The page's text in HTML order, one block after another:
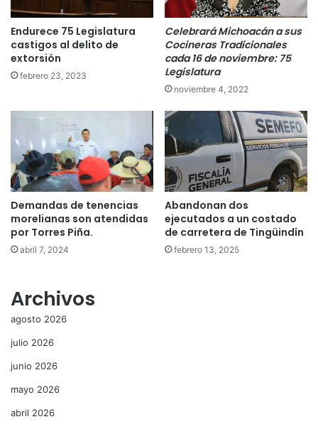
Endurece 75 Legislatura
castigos al delito de
extorsión
febrero 23, 2023
Celebrará Michoacán a sus
Cocineras Tradicionales
cada 16 de noviembre: 75
Legislatura
noviembre 4, 2022
Demandas de tenencias
morelianas son atendidas
por Torres Piña.
abril 7, 2024
Abandonan dos
ejecutados a un costado
de carretera de Tingüindín
febrero 13, 2025
Archivos
agosto 2026
julio 2026
junio 2026
mayo 2026
abril 2026